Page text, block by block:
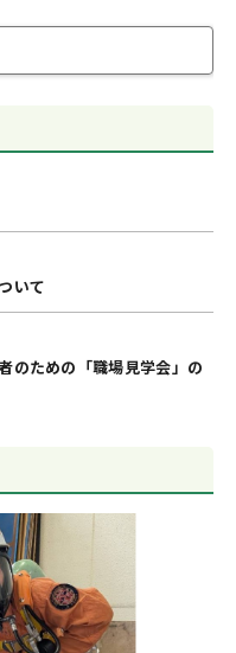
いて
のための「職場見学会」の